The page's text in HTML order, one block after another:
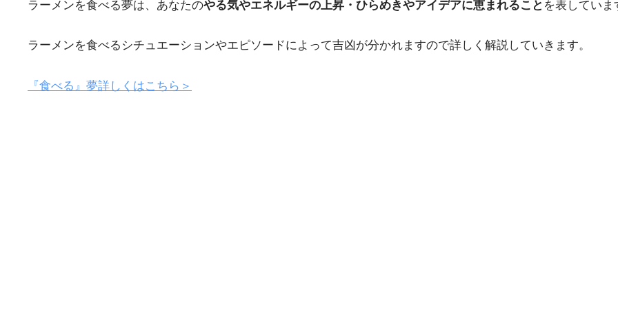
ラーメンを食べる夢は、あなたのやる気やエネルギーの上昇・ひらめきやアイデアに恵まれること を表していま
ラーメンを食べるシチュエーションやエピソードによって吉凶が分かれますので詳しく解説していきます。
『食べる』夢詳しくはこちら＞